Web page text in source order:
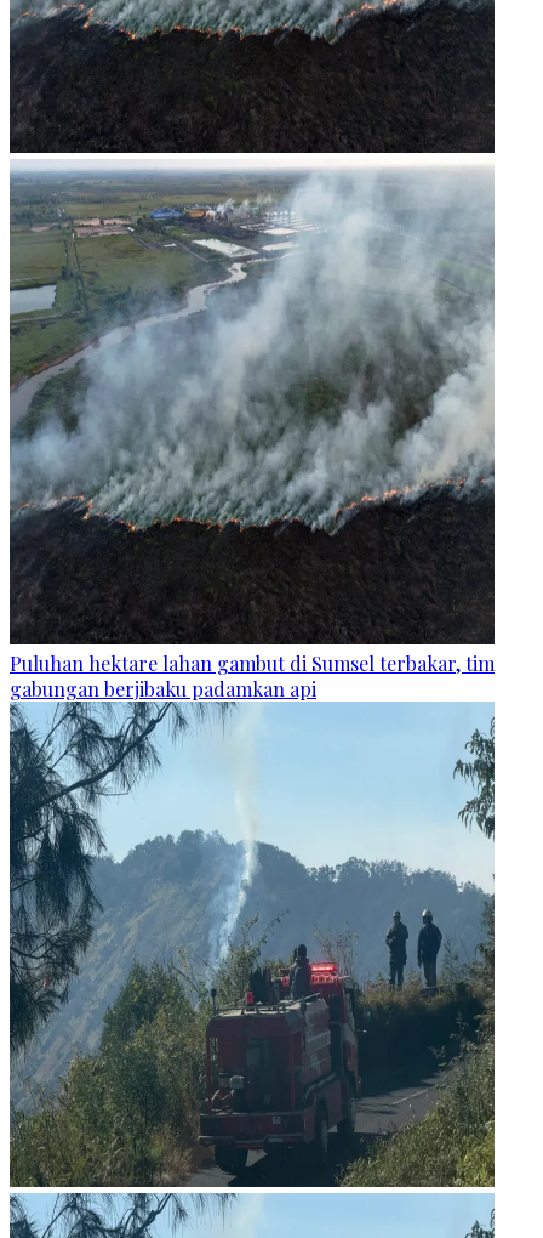
Puluhan hektare lahan gambut di Sumsel terbakar, tim
gabungan berjibaku padamkan api